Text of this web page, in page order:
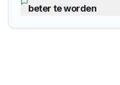
beter te worden